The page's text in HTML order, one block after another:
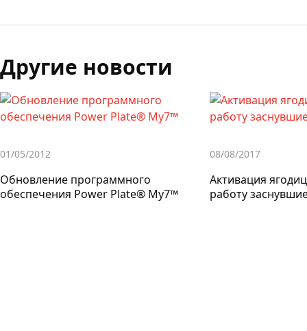
Другие новости
01/05/2012
Обновление программного
обеспечения Power Plate® My7™
08/08/2017
Активация
работу